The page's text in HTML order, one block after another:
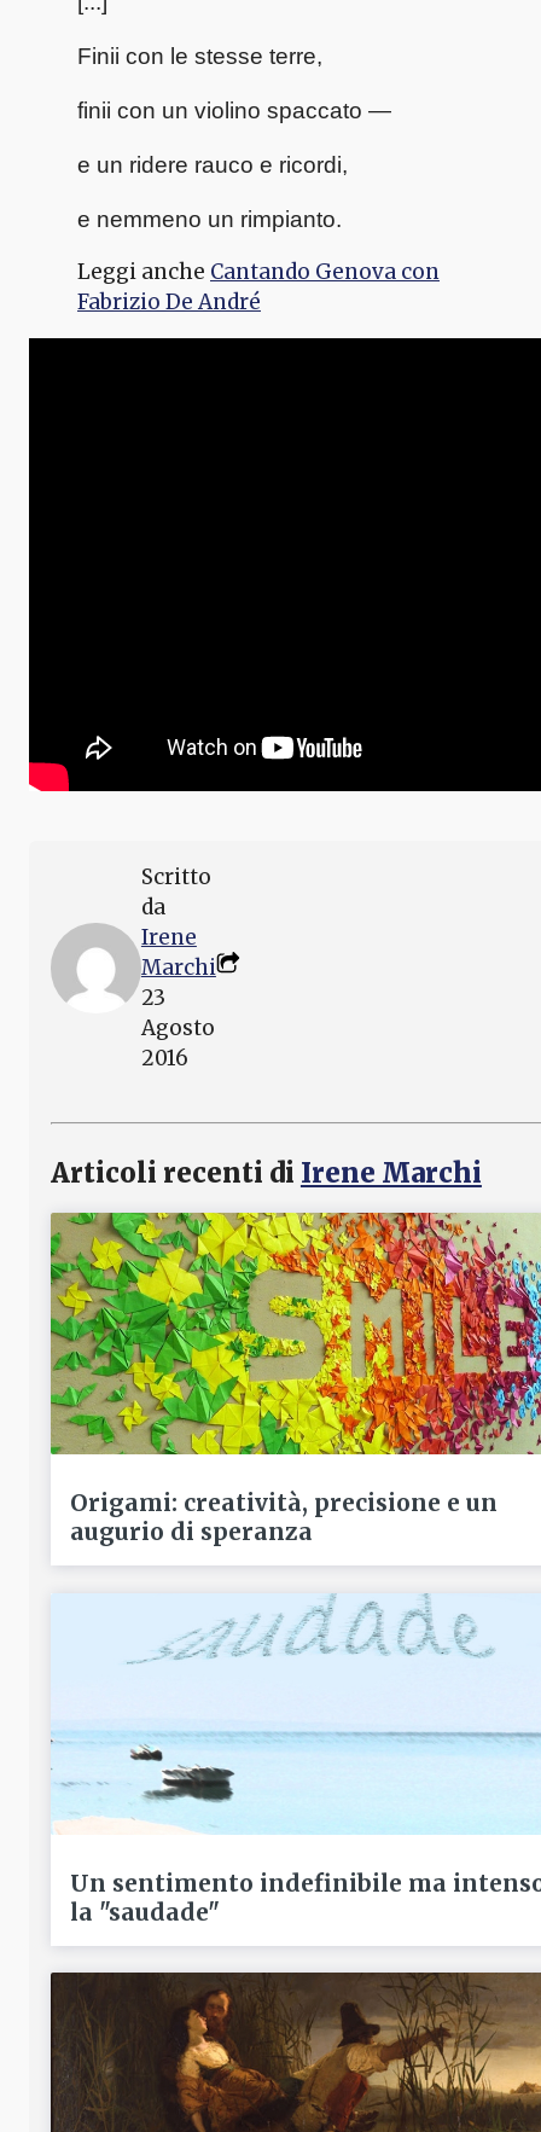
Finii con le stesse terre,
finii con un violino spaccato —
e un ridere rauco e ricordi,
e nemmeno un rimpianto.
Leggi anche Cantando Genova con
Fabrizio De André
Scritto
da
Irene
Marchi
23
Agosto
2016
Articoli recenti di Irene Marchi
Origami: creatività, precisione e un
augurio di speranza
Un sentimento indefinibile ma
la "saudade"